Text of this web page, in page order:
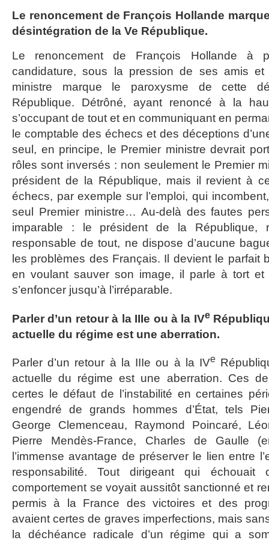
Le renoncement de François Hollande
désintégration de la Ve République.
Le renoncement de François Hollande à
candidature, sous la pression de ses amis et
ministre marque le paroxysme de cette
République. Détrôné, ayant renoncé à la
s’occupant de tout et en communiquant en
le comptable des échecs et des déceptions
seul, en principe, le Premier ministre devrait
rôles sont inversés : non seulement le Premier
président de la République, mais il revient à
échecs, par exemple sur l’emploi, qui
seul Premier ministre… Au-delà des fautes
imparable : le président de la République,
responsable de tout, ne dispose d’aucune
les problèmes des Français. Il devient le parfait
en voulant sauver son image, il parle à tort
s’enfoncer jusqu’à l’irréparable.
Parler d’un retour à la IIIe ou à la IVe
actuelle du régime est une aberration.
Parler d’un retour à la IIIe ou à la IVe
actuelle du régime est une aberration. Ces
certes le défaut de l’instabilité en certaines
engendré de grands hommes d’État, tels
George Clemenceau, Raymond Poincaré,
Pierre Mendès-France, Charles de Gaulle
l’immense avantage de préserver le lien entre
responsabilité. Tout dirigeant qui
comportement se voyait aussitôt sanctionné et
permis à la France des victoires et des
avaient certes de graves imperfections, mais
la déchéance radicale d’un régime qui a